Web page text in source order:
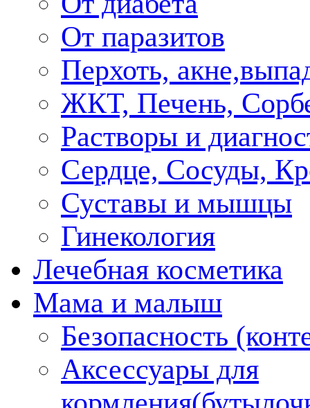
От паразитов
Перхоть,
ЖКТ, Печень,
Растворы и
Сердце, Сосуды,
Суставы и мышцы
Гинекология
Лечебная косметика
Мама и малыш
Безопасность
Аксессуары для